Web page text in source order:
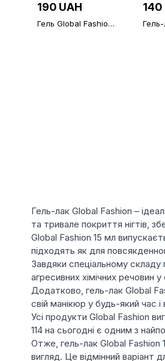
190 UAH
Гель Global Fashion
140
Гель-лак Global Fashion –
та тривале покриття нігтів,
Global Fashion 15 мл
підходять як для
Завдяки спеціальному
агресивних хімічних речовин
Додатково, гель-лак Global
свій манікюр у будь-який час
Усі продукти Global Fashion
114 на сьогодні є одним з
Отже, гель-лак Global Fashion
вигляд. Це відмінний варіант